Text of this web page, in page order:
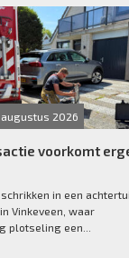
augustus 2026
voorkomt
in een
Vinkeveen, waar
plotseling een...